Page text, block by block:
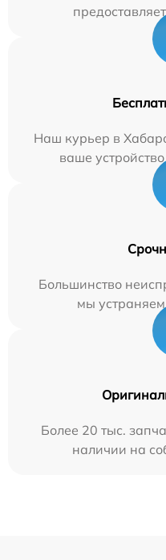
Наш курьер в
ваше
Большинство
мы
Более 20 тыс.
наличии на